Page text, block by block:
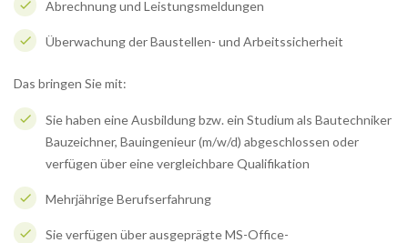
Abrechnung und Leistungsmeldungen
Überwachung der Baustellen- und Arbeitssicherheit
Das bringen Sie mit:
Sie haben eine Ausbildung bzw. ein Studium als Bautechniker
Bauzeichner, Bauingenieur (m/w/d) abgeschlossen oder
verfügen über eine vergleichbare Qualifikation
Mehrjährige Berufserfahrung
Sie verfügen über ausgeprägte MS-Office-